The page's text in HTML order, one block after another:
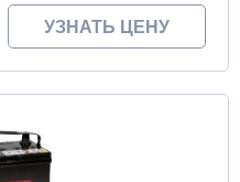
УЗНАТЬ ЦЕНУ